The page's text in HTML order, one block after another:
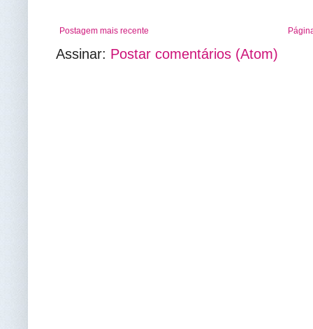
Postagem mais recente
Assinar: Postar comentários (Atom)